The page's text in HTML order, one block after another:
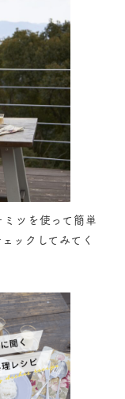
ツを使って簡単
ックしてみてく